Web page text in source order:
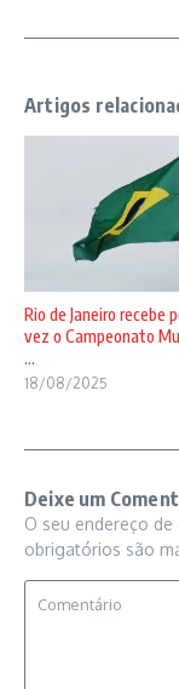
Artigos
Rio de Janeiro recebe
vez o Campeonato
...
18/08/2025
Deixe um
O seu endereço
obrigatórios são